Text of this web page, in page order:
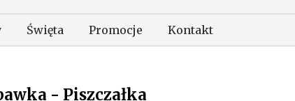
Święta Promocje Kontakt
- Piszczałka